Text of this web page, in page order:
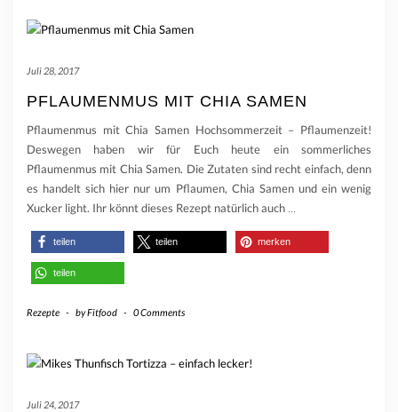
Juli 28, 2017
PFLAUMENMUS MIT CHIA SAMEN
Pflaumenmus mit Chia Samen Hochsommerzeit – Pflaumenzeit!
Deswegen haben wir für Euch heute ein sommerliches
Pflaumenmus mit Chia Samen. Die Zutaten sind recht einfach, denn
es handelt sich hier nur um Pflaumen, Chia Samen und ein wenig
Xucker light. Ihr könnt dieses Rezept natürlich auch
teilen teilen merken
teilen
Rezepte - byFitfood - 0 Comments
Juli 24, 2017